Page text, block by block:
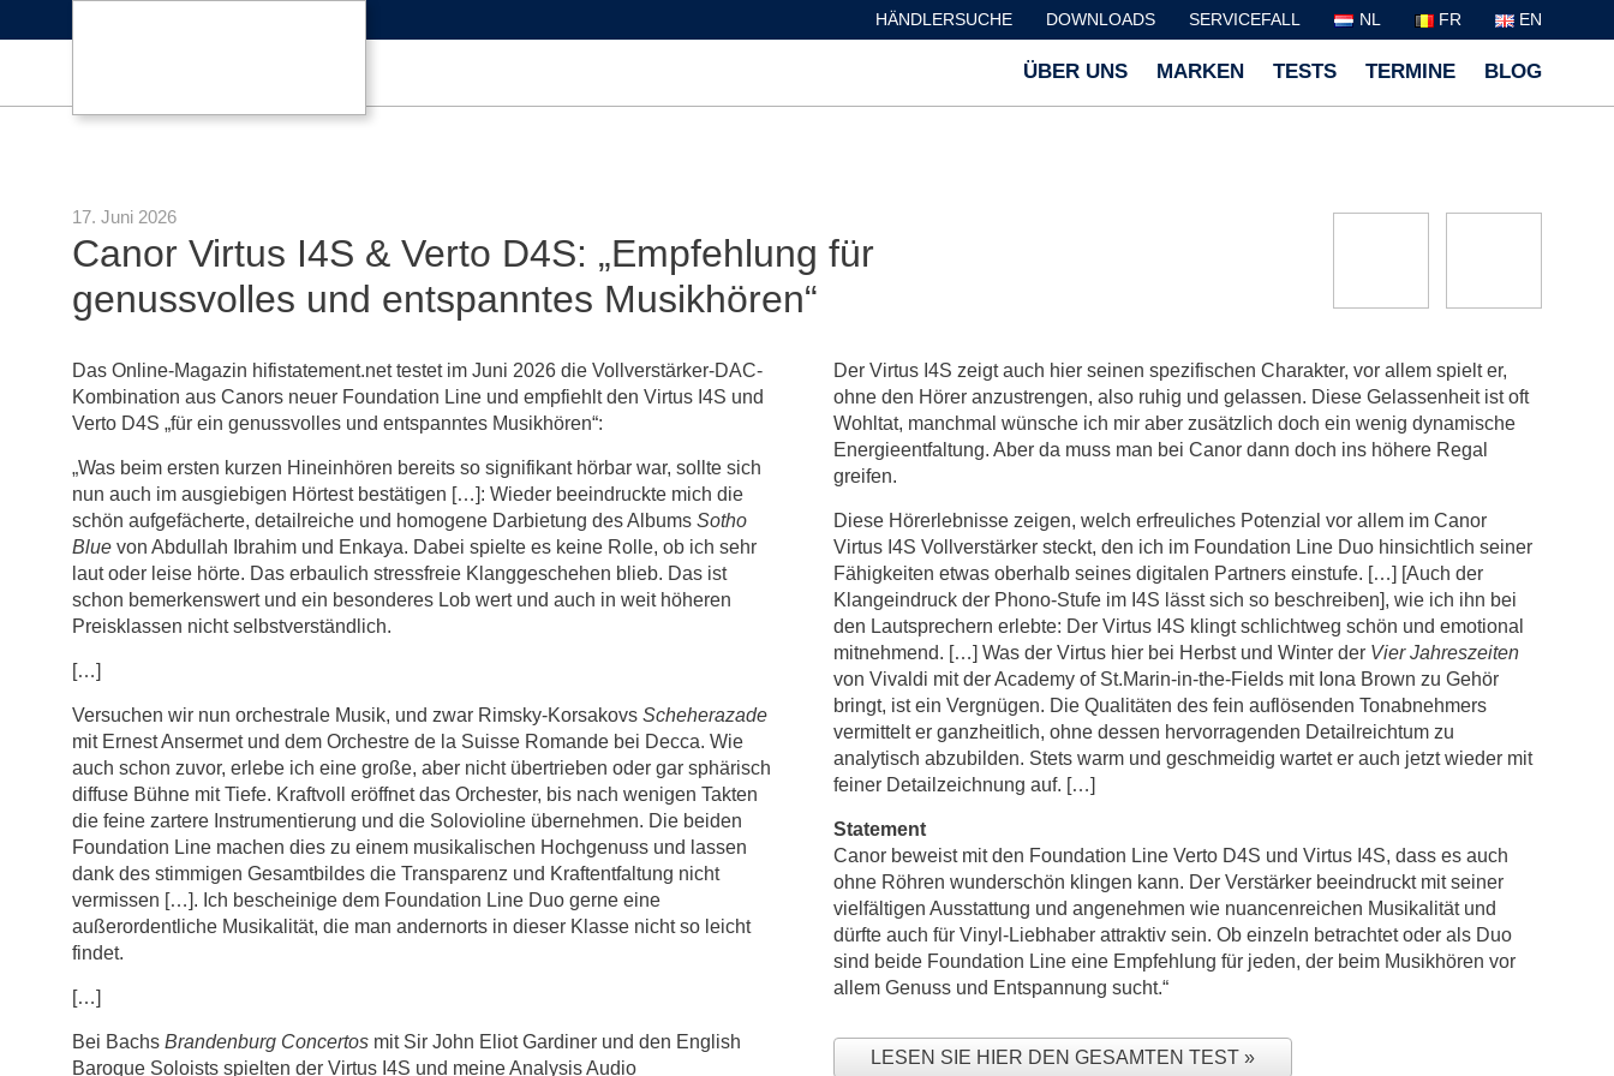
HÄNDLERSUCHE DOWNLOADS SERVICEFALL NL FR EN
ÜBER UNS MARKEN TESTS TERMINE BLOG
17. Juni 2026
Canor Virtus I4S & Verto D4S: „Empfehlung für
genussvolles und entspanntes Musikhören“
Das Online-Magazin hifistatement.net testet im Juni 2026 die Vollverstärker-DAC-
Kombination aus Canors neuer Foundation Line und empfiehlt den Virtus I4S und
Verto D4S „für ein genussvolles und entspanntes Musikhören“:
„Was beim ersten kurzen Hineinhören bereits so signifikant hörbar war, sollte sich
nun auch im ausgiebigen Hörtest bestätigen […]: Wieder beeindruckte mich die
schön aufgefächerte, detailreiche und homogene Darbietung des Albums Sotho
Blue von Abdullah Ibrahim und Enkaya. Dabei spielte es keine Rolle, ob ich sehr
laut oder leise hörte. Das erbaulich stressfreie Klanggeschehen blieb. Das ist
schon bemerkenswert und ein besonderes Lob wert und auch in weit höheren
Preisklassen nicht selbstverständlich.
[…]
Versuchen wir nun orchestrale Musik, und zwar Rimsky-Korsakovs Scheherazade
mit Ernest Ansermet und dem Orchestre de la Suisse Romande bei Decca. Wie
auch schon zuvor, erlebe ich eine große, aber nicht übertrieben oder gar sphärisch
diffuse Bühne mit Tiefe. Kraftvoll eröffnet das Orchester, bis nach wenigen Takten
die feine zartere Instrumentierung und die Solovioline übernehmen. Die beiden
Foundation Line machen dies zu einem musikalischen Hochgenuss und lassen
dank des stimmigen Gesamtbildes die Transparenz und Kraftentfaltung nicht
vermissen […]. Ich bescheinige dem Foundation Line Duo gerne eine
außerordentliche Musikalität, die man andernorts in dieser Klasse nicht so leicht
findet.
[…]
Bei Bachs Brandenburg Concertos mit Sir John Eliot Gardiner und den English
Baroque Soloists spielten der Virtus I4S und meine Analysis Audio
Der Virtus I4S zeigt auch hier seinen spezifischen Charakter, vor allem spielt er,
ohne den Hörer anzustrengen, also ruhig und gelassen. Diese Gelassenheit ist oft
Wohltat, manchmal wünsche ich mir aber zusätzlich doch ein wenig dynamische
Energieentfaltung. Aber da muss man bei Canor dann doch ins höhere Regal
greifen.
Diese Hörerlebnisse zeigen, welch erfreuliches Potenzial vor allem im Canor
Virtus I4S Vollverstärker steckt, den ich im Foundation Line Duo hinsichtlich seiner
Fähigkeiten etwas oberhalb seines digitalen Partners einstufe. […] [Auch der
Klangeindruck der Phono-Stufe im I4S lässt sich so beschreiben], wie ich ihn bei
den Lautsprechern erlebte: Der Virtus I4S klingt schlichtweg schön und emotional
mitnehmend. […] Was der Virtus hier bei Herbst und Winter der Vier Jahreszeiten
von Vivaldi mit der Academy of St.Marin-in-the-Fields mit Iona Brown zu Gehör
bringt, ist ein Vergnügen. Die Qualitäten des fein auflösenden Tonabnehmers
vermittelt er ganzheitlich, ohne dessen hervorragenden Detailreichtum zu
analytisch abzubilden. Stets warm und geschmeidig wartet er auch jetzt wieder mit
feiner Detailzeichnung auf. […]
Statement
Canor beweist mit den Foundation Line Verto D4S und Virtus I4S, dass es auch
ohne Röhren wunderschön klingen kann. Der Verstärker beeindruckt mit seiner
vielfältigen Ausstattung und angenehmen wie nuancenreichen Musikalität und
dürfte auch für Vinyl-Liebhaber attraktiv sein. Ob einzeln betrachtet oder als Duo
sind beide Foundation Line eine Empfehlung für jeden, der beim Musikhören vor
allem Genuss und Entspannung sucht.“
LESEN SIE HIER DEN GESAMTEN TEST